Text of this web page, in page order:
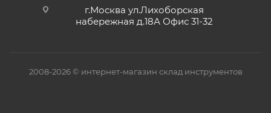
г.Москва ул.Лихоборская
набережная д.18А Офис 31-32
2008-2026 © интернет-магазин склад инструментов